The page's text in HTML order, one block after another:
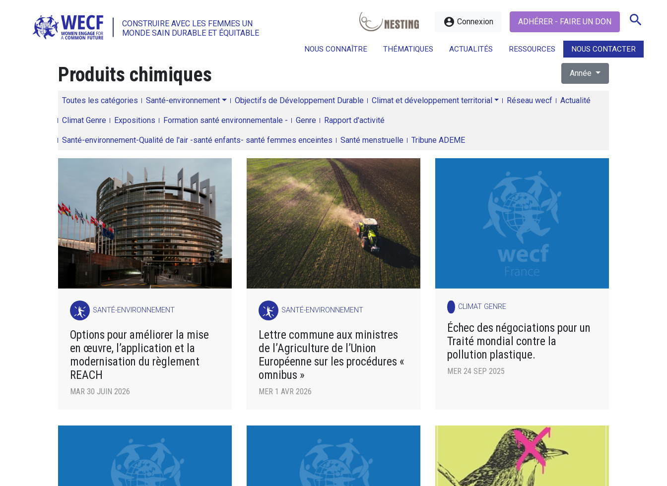
CONSTRUIRE AVEC LES FEMMES UN
MONDE SAIN DURABLE ET ÉQUITABLE
account_circle Connexion ADHÉRER - FAIRE UN DON search
NOUS CONNAÎTRE THÉMATIQUES ACTUALITÉS RESSOURCES NOUS CONTACTER
search
Produits chimiques Année
Toutes les catégories Santé-environnement Objectifs de Développement Durable Climat et développement territorial Réseau wecf Actualité
Climat Genre Expositions Formation santé environnementale - Genre Rapport d'activité
Santé-environnement-Qualité de l'air -santé enfants- santé femmes enceintes Santé menstruelle Tribune ADEME
SANTÉ-ENVIRONNEMENT
Options pour améliorer la mise
en œuvre, l’application et la
modernisation du règlement
REACH
MAR 30 JUIN 2026
SANTÉ-ENVIRONNEMENT
Lettre commune aux ministres
de l’Agriculture de l’Union
Européenne sur les procédures «
omnibus »
MER 1 AVR 2026
CLIMAT GENRE
Échec des négociations pour un
Traité mondial contre la
pollution plastique.
MER 24 SEP 2025